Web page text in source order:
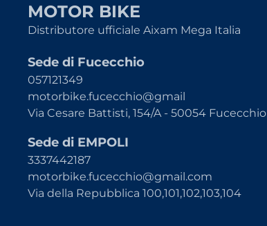
MOTOR BIKE
Distributore ufficiale Aixam Mega Italia
Sede di Fucecchio
057121349
motorbike.fucecchio@gmail
Via Cesare Battisti, 154/A - 50054 Fucecchio
Sede di EMPOLI
3337442187
motorbike.fucecchio@gmail.com
Via della Repubblica 100,101,102,103,104